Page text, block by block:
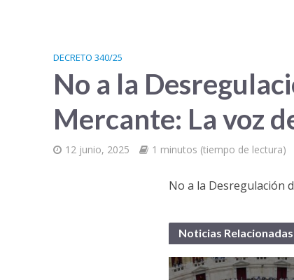
DECRETO 340/25
No a la
Mercante: La voz
12 junio, 2025 1 minutos (tiempo de lectura)
No a la Desregulación
Noticias Relacionadas